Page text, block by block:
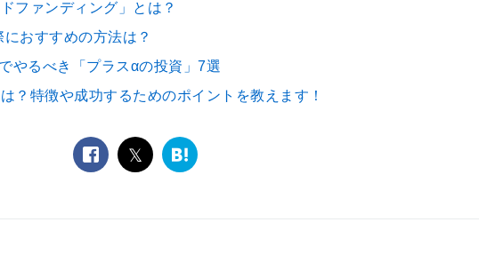
ファンディング」とは？
おすすめの方法は？
やるべき「プラスαの投資」7選
？特徴や成功するためのポイントを教えます！
facebook
twitterは